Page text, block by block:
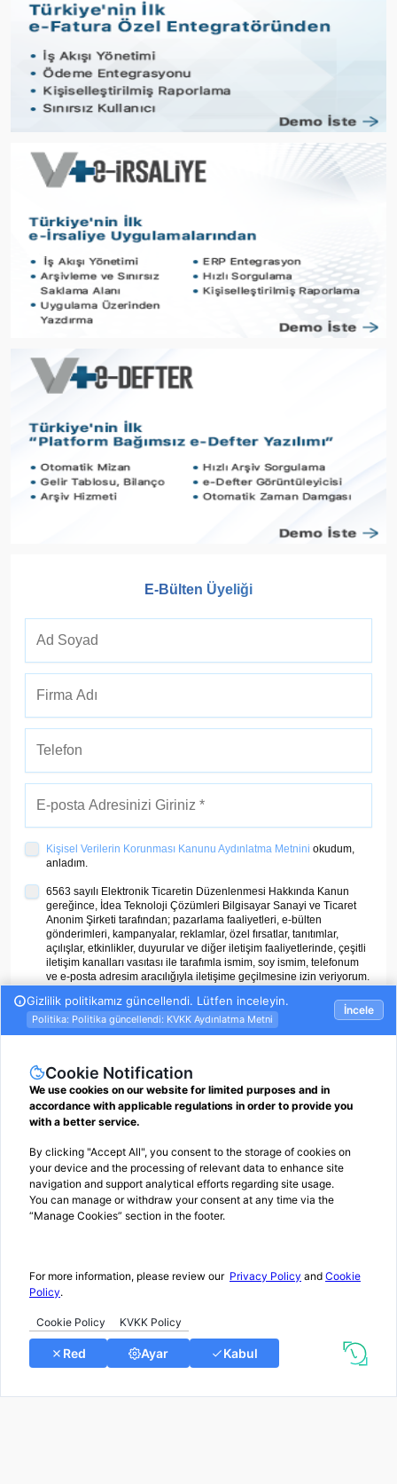
E-Bülten Üyeliği
Kişisel Verilerin Korunması Kanunu Aydınlatma Metnini okudum,
anladım.
6563 sayılı Elektronik Ticaretin Düzenlenmesi Hakkında Kanun
gereğince, İdea Teknoloji Çözümleri Bilgisayar Sanayi ve Ticaret
Anonim Şirketi tarafından; pazarlama faaliyetleri, e-bülten
gönderimleri, kampanyalar, reklamlar, özel fırsatlar, tanıtımlar,
açılışlar, etkinlikler, duyurular ve diğer iletişim faaliyetlerinde, çeşitli
iletişim kanalları vasıtası ile tarafımla ismim, soy ismim, telefonum
ve e-posta adresim aracılığıyla iletişime geçilmesine izin veriyorum.
ÜYE OL